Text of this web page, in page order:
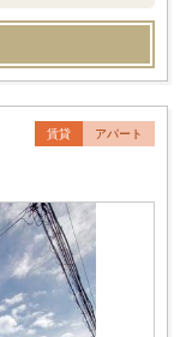
賃貸 アパート